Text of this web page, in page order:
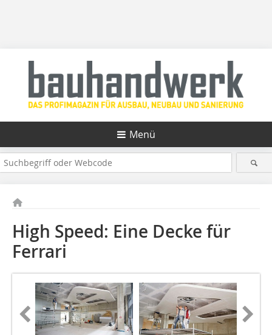
Menü
High Speed: Eine Decke für
Ferrari